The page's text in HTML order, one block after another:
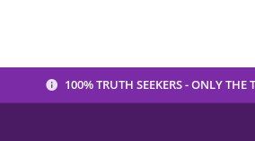
100% TRUTH SEEKERS - ONLY THE